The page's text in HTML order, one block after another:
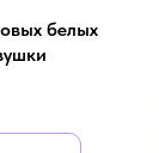
белых